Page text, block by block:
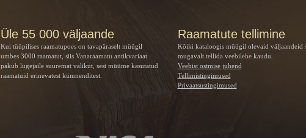
Üle 55 000 väljaande
Kui tüüpilises raamatupoes on tavapäraselt müügil
umbes 3000 raamatut, siis Vanaraamatu antikvariaat
pakub lugejaile suuremat valikut, sest müüme kasutatud
raamatuid erinevatest kümnenditest.
Raamatute tellimine
Kõiki kataloogis müügil olevaid väljaandeid
mugavalt tellida veebilehe kaudu.
Veebist ostmise juhend
Tellimistingimused
Privaatsustingimused